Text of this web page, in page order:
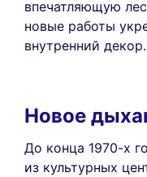
впечатляющую
новые работы
внутренний декор.
Новое
До конца 1970-х
из культурных